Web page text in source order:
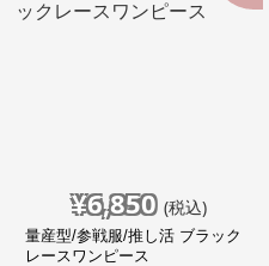
¥6,850 (税込)
量産型/参戦服/推し活 ブラック
レースワンピース